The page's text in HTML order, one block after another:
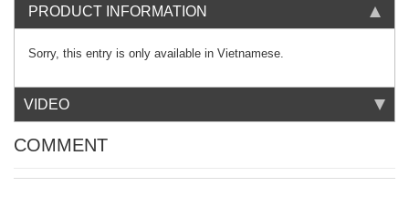
PRODUCT INFORMATION
Sorry, this entry is only available in Vietnamese
VIDEO
COMMENT